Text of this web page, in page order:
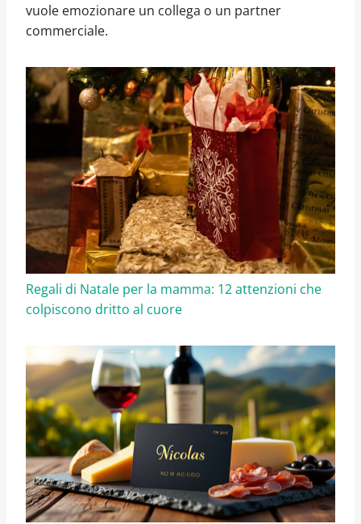
vuole emozionare un collega o un partner
commerciale.
Regali di Natale per la mamma: 12 attenzioni che
colpiscono dritto al cuore